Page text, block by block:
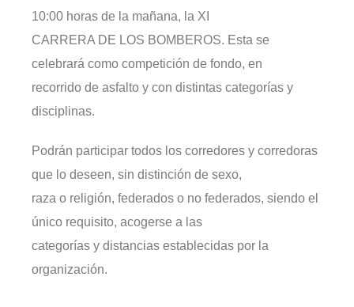
10:00 horas de la mañana, la XI
CARRERA DE LOS BOMBEROS. Esta se
celebrará como competición de fondo, en
recorrido de asfalto y con distintas categorías y
disciplinas.
Podrán participar todos los corredores y corredoras
que lo deseen, sin distinción de sexo,
raza o religión, federados o no federados, siendo el
único requisito, acogerse a las
categorías y distancias establecidas por la
organización.